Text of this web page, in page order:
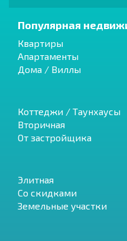
Популярная
Квартиры
Апартаменты
Дома / Виллы
Коттеджи / Таунхаусы
Вторичная
От застройщика
Элитная
Со скидками
Земельные участки